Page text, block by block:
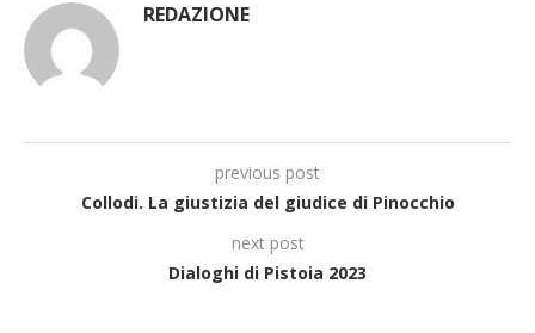
REDAZIONE
previous post
Collodi. La giustizia del giudice di Pinocchio
next post
Dialoghi di Pistoia 2023